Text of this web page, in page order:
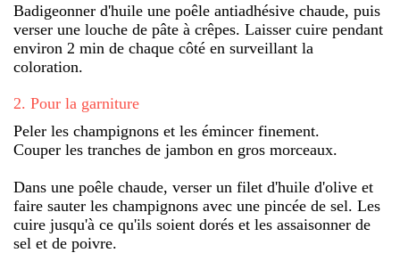
Badigeonner d'huile une poêle antiadhésive chaude, puis
verser une louche de pâte à crêpes. Laisser cuire pendant
environ 2 min de chaque côté en surveillant la
coloration.
2. Pour la garniture
Peler les champignons et les émincer finement.
Couper les tranches de jambon en gros morceaux.
Dans une poêle chaude, verser un filet d'huile d'olive et
faire sauter les champignons avec une pincée de sel. Les
cuire jusqu'à ce qu'ils soient dorés et les assaisonner de
sel et de poivre.